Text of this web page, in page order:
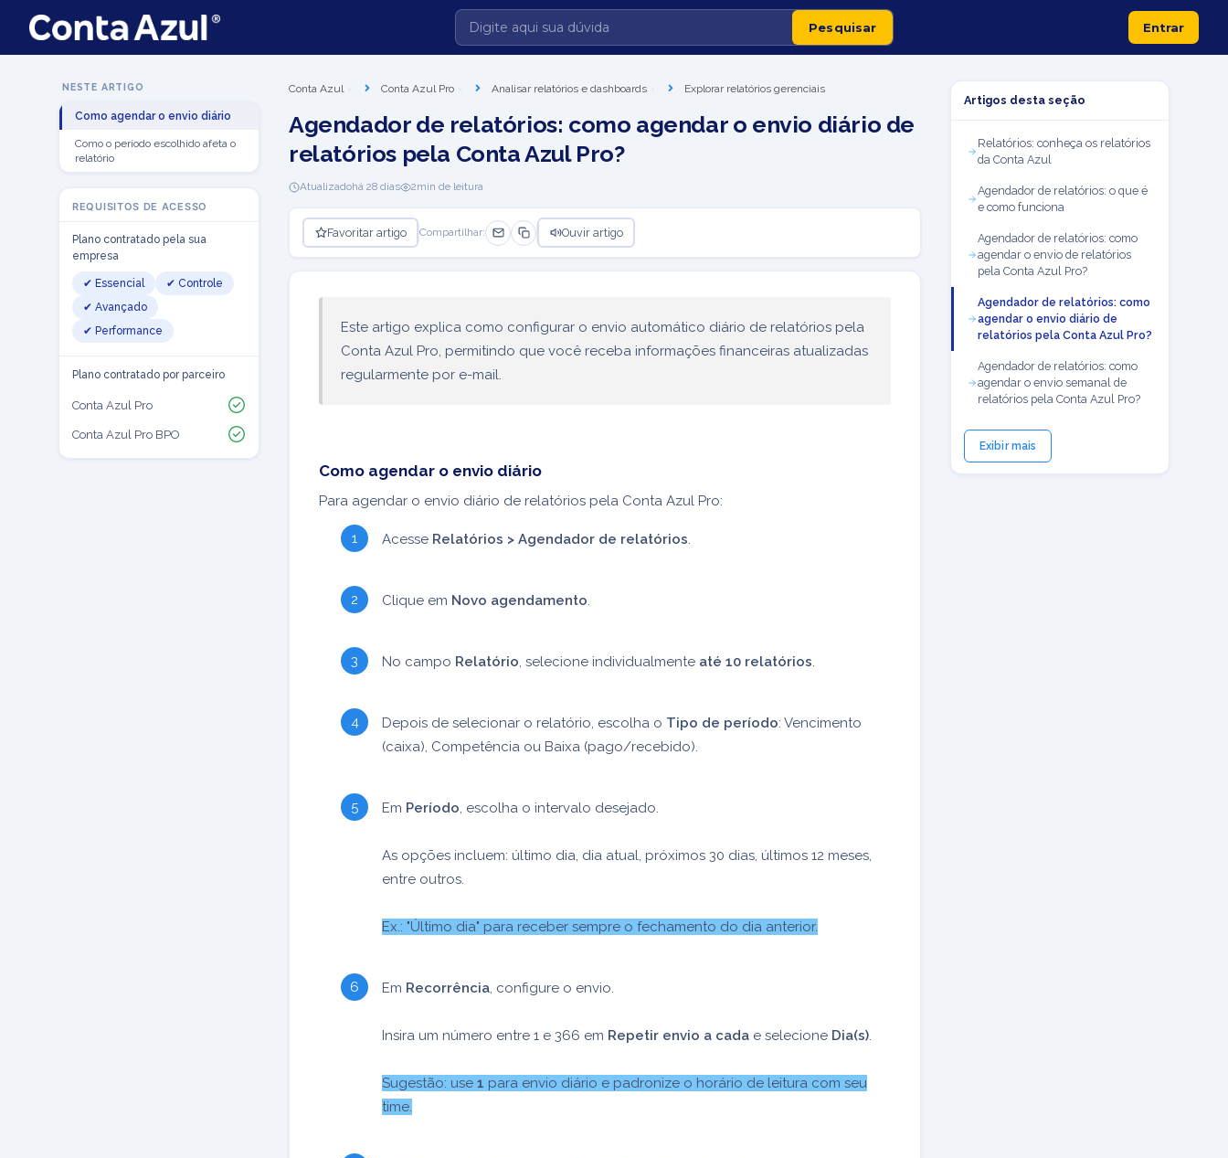
Entrar
NESTE ARTIGO
Como agendar o envio diário
Como o período escolhido afeta o
relatório
REQUISITOS DE ACESSO
Plano contratado pela sua
empresa
✔ Essencial
✔ Controle
✔ Avançado
✔ Performance
Plano contratado por parceiro
Conta Azul Pro
Conta Azul Pro BPO
Conta Azul Conta Azul Pro Analisar relatórios e dashboards Explorar relatórios gerenciais
Agendador de relatórios: como agendar o envio diário de
relatórios pela Conta Azul Pro?
Atualizadohá 28 dias 2min de leitura
Favoritar artigo Compartilhar: Ouvir artigo
Este artigo explica como configurar o envio automático diário de relatórios pela
Conta Azul Pro, permitindo que você receba informações financeiras atualizadas
regularmente por e-mail.
Como agendar o envio diário
Para agendar o envio diário de relatórios pela Conta Azul Pro:
Acesse Relatórios > Agendador de relatórios
Clique em Novo agendamento
No campo Relatório , selecione individualmente até 10 relatórios
Depois de selecionar o relatório, escolha o Tipo de período: Vencimento
(caixa), Competência ou Baixa (pago/recebido).
Em Período , escolha o intervalo desejado.
As opções incluem: último dia, dia atual, próximos 30 dias, últimos 12 meses,
entre outros.
Ex.: "Último dia" para receber sempre o fechamento do dia anterior.
Em Recorrência , configure o envio.
Insira um número entre 1 e 366 em Repetir envio a cada e selecione Dia(s)
Sugestão: use 1 para envio diário e padronize o horário de leitura com seu
time.
Artigos desta seção
Relatórios: conheça os relatórios
da Conta Azul
Agendador de relatórios: o que é
e como funciona
Agendador de relatórios: como
agendar o envio de relatórios
pela Conta Azul Pro?
Agendador de relatórios: como
agendar o envio diário de
relatórios pela Conta Azul Pro?
Agendador de relatórios: como
agendar o envio semanal de
relatórios pela Conta Azul Pro?
Exibir mais